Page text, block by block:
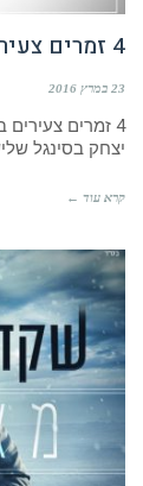
4 זמרים צעירים בסינגלים חדשים שימו אוזן !!
23 במרץ 2016
4 זמרים
יצחק בסינגל
קרא עוד ←